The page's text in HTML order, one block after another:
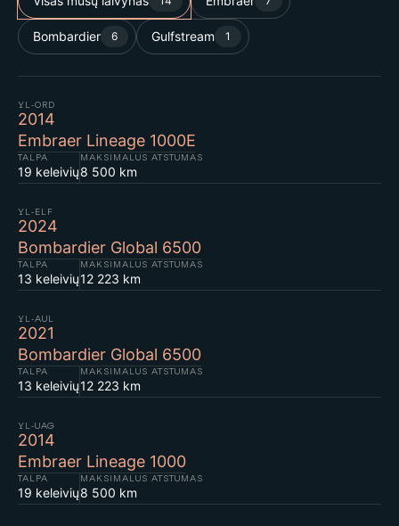
Bombardier 6 Gulfstream 1
YL-ORD
2014
Embraer Lineage 1000E
TALPA
19 keleivių
MAKSIMALUS ATSTUMAS
8 500 km
YL-ELF
2024
Bombardier Global 6500
TALPA
13 keleivių
MAKSIMALUS ATSTUMAS
12 223 km
YL-AUL
2021
Bombardier Global 6500
TALPA
13 keleivių
MAKSIMALUS ATSTUMAS
12 223 km
YL-UAG
2014
Embraer Lineage 1000
TALPA
19 keleivių
MAKSIMALUS ATSTUMAS
8 500 km